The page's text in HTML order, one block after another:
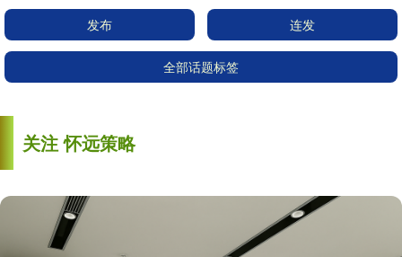
发布 连发
全部话题标签
关注 怀远策略